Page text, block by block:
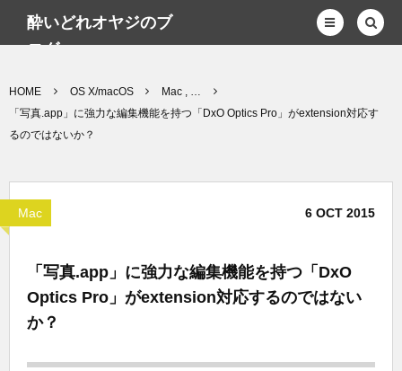
酔いどれオヤジのブ
ログwp
HOME OS X/macOS
Mac , …
「写真.app」に強力な編集機能を持つ「DxO Optics Pro」がextension対応す
るのではないか？
Mac 6 OCT 2015
「写真.app」に強力な編集機能を持つ「DxO
Optics Pro」がextension対応するのではない
か？